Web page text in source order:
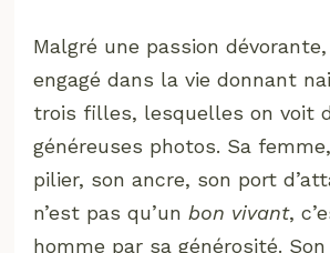
Malgré une passion dévorante,
engagé dans la vie donnant
trois filles, lesquelles on voit
généreuses photos. Sa
pilier, son ancre, son port
n’est pas qu’un bon vivant,
homme par sa générosité.